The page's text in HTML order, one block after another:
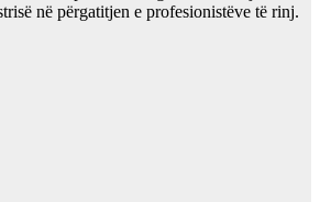
në përgatitjen e profesionistëve të rinj.